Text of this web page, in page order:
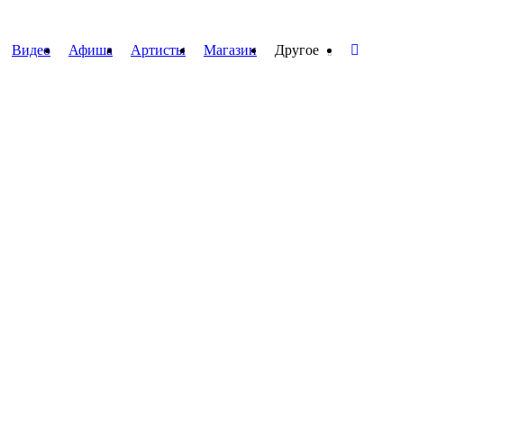
Видео Афиша Артисты Магазин Другое